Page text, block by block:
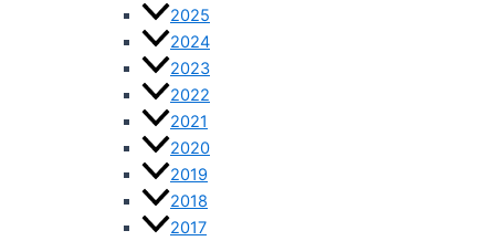
2025
2024
2023
2022
2021
2020
2019
2018
2017